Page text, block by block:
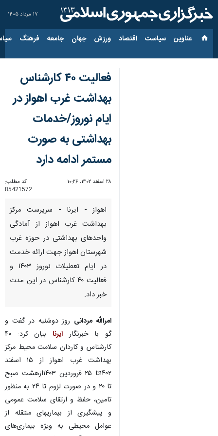
۱۷ مرداد ۱۴۰۵
عناوین‌ سیاست اقتصاد ورزش جهان جامعه فرهنگ
فعالیت ۴۰ کارشناس
بهداشت غرب اهواز در
ایام نوروز/خدمات
بهداشتی به صورت
مستمر ادامه دارد
۲۸ اسفند ۱۴۰۲، ۱۰:۲۶
کد مطلب:
85421572
اهواز - ایرنا - سرپرست مرکز
بهداشت غرب اهواز از آمادگی
واحدهای بهداشتی در حوزه غرب
شهرستان اهواز جهت ارائه خدمت
در ایام تعطیلات نوروز ۱۴۰۳ و
فعالیت ۴۰ کارشناس در این مدت
خبر داد.
امرالله مردانی روز دوشنبه در گفت و
گو با خبرنگار ایرنا
بیان کرد: ۴۰
کارشناس و کاردان سلامت محیط مرکز
بهداشت غرب اهواز از ۱۵ اسفند
۱۴۰۲تا ۲۵ فروردین ۱۴۰۳ازهشت صبح
تا ۲۰ و در صورت لزوم تا ۲۴ به منظور
تامین، حفظ و ارتقای سلامت عمومی
و پیشگیری از بیماریهای منتقله از
عوامل محیطی به ویژه بیماری‌های